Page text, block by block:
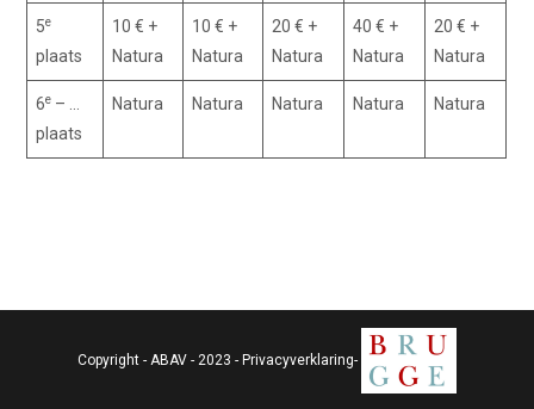
5e
plaats
10 € +
Natura
10 € +
Natura
20 € +
Natura
40 € +
Natura
20 € +
Natura
6e – …
plaats
Natura Natura Natura Natura Natura
Copyright - ABAV - 2023 - Privacyverklaring-